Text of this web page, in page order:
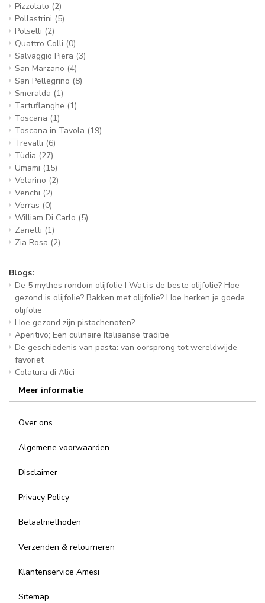
Pizzolato (2)
Pollastrini (5)
Polselli (2)
Quattro Colli (0)
Salvaggio Piera (3)
San Marzano (4)
San Pellegrino (8)
Smeralda (1)
Tartuflanghe (1)
Toscana (1)
Toscana in Tavola (19)
Trevalli (6)
Tùdia (27)
Umami (15)
Velarino (2)
Venchi (2)
Verras (0)
William Di Carlo (5)
Zanetti (1)
Zia Rosa (2)
Blogs:
De 5 mythes rondom olijfolie I Wat is de beste olijfolie? Hoe
gezond is olijfolie? Bakken met olijfolie? Hoe herken je goede
olijfolie
Hoe gezond zijn pistachenoten?
Aperitivo; Een culinaire Italiaanse traditie
De geschiedenis van pasta: van oorsprong tot wereldwijde
favoriet
Colatura di Alici
Meer informatie
Over ons
Algemene voorwaarden
Disclaimer
Privacy Policy
Betaalmethoden
Verzenden & retourneren
Klantenservice Amesi
Sitemap